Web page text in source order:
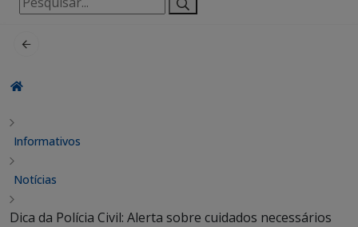
por:
Informativos
Notícias
Dica da Polícia Civil: Alerta sobre cuidados necessários